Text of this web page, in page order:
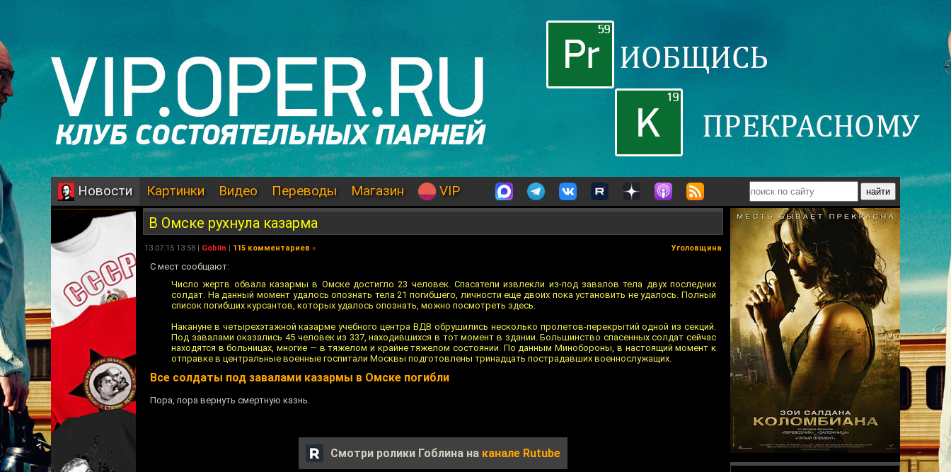
Новости Картинки Видео Переводы Магазин VIP
В Омске рухнула казарма
13.07.15 13:58 | Goblin | 115 комментариев » Уголовщина
С мест сообщают:
Число жертв обвала казармы в Омске достигло 23 человек. Спасатели извлекли из-под завалов тела двух последних
солдат. На данный момент удалось опознать тела 21 погибшего, личности еще двоих пока установить не удалось. Полный
список погибших курсантов, которых удалось опознать, можно посмотреть здесь.
Накануне в четырехэтажной казарме учебного центра ВДВ обрушились несколько пролетов-перекрытий одной из секций.
Под завалами оказались 45 человек из 337, находившихся в тот момент в здании. Большинство спасенных солдат сейчас
находятся в больницах, многие — в тяжелом и крайне тяжелом состоянии. По данным Минобороны, в настоящий момент к
отправке в центральные военные госпитали Москвы подготовлены тринадцать пострадавших военнослужащих.
Все солдаты под завалами казармы в Омске погибли
Пора, пора вернуть смертную казнь.
Смотри ролики Гоблина на канале Rutube